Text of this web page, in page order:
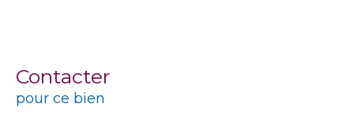
Contacter
pour ce bien